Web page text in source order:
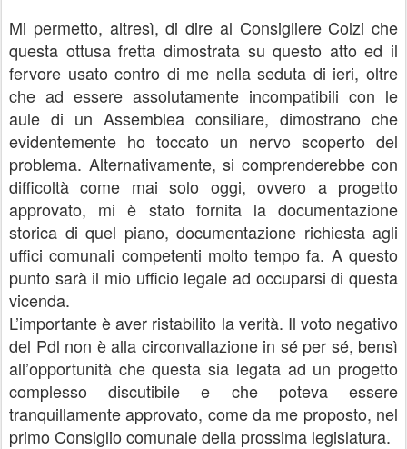
Mi permetto, altresì, di dire al Consigliere Colzi che
questa ottusa fretta dimostrata su questo atto ed il
fervore usato contro di me nella seduta di ieri, oltre
che ad essere assolutamente incompatibili con le
aule di un Assemblea consiliare, dimostrano che
evidentemente ho toccato un nervo scoperto del
problema. Alternativamente, si comprenderebbe con
difficoltà come mai solo oggi, ovvero a progetto
approvato, mi è stato fornita la documentazione
storica di quel piano, documentazione richiesta agli
uffici comunali competenti molto tempo fa. A questo
punto sarà il mio ufficio legale ad occuparsi di questa
vicenda.
L’importante è aver ristabilito la verità. Il voto negativo
del Pdl non è alla circonvallazione in sé per sé, bensì
all’opportunità che questa sia legata ad un progetto
complesso discutibile e che poteva essere
tranquillamente approvato, come da me proposto, nel
primo Consiglio comunale della prossima legislatura.